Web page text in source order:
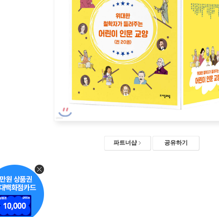
파트너샵 공유하기